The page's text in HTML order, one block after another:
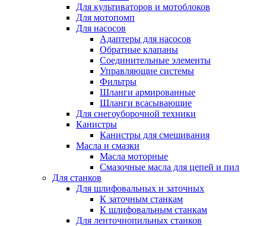
Для культиваторов и мотоблоков
Для мотопомп
Для насосов
Адаптеры для насосов
Обратные клапаны
Соединительные элементы
Управляющие системы
Фильтры
Шланги армированные
Шланги всасывающие
Для снегоуборочной техники
Канистры
Канистры для смешивания
Масла и смазки
Масла моторные
Смазочные масла для цепей и пил
Для станков
Для шлифовальных и заточных
К заточным станкам
К шлифовальным станкам
Для ленточнопильных станков